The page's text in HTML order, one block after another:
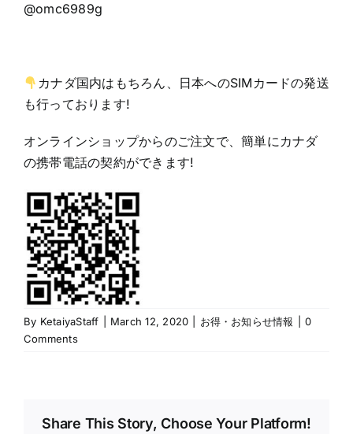
@omc6989g
カナダ国内はもちろん、日本へのSIMカードの発送
も行っております!
オンラインショップからのご注文で、簡単にカナダ
の携帯電話の契約ができます!
By KetaiyaStaff March 12, 2020 お得・お知らせ情報
0
Comments
Share This Story, Choose Your Platform!